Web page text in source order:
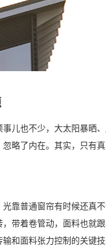
儿也不少，大太阳暴晒
略了内在。其实，只有
靠普通窗帘有时候还真
带着卷管动，面料也就
和面料张力控制的关键